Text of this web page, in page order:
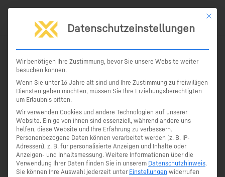
Leica Captivate CS20 Feldrechner
Leica Captivate CS20 Feldrechner
Der Leica CS20 Feldrechner ist zugeschnitten auf die
neue Captivate Feldsoftware. Aufgrund seiner modernen
Schnittstellenvielfalt ist er der ideale Feldrechner für Ihre
Instrumente von Leica Geosystems. Mit dem großen 5″
WVGA Display behalten Sie die volle Kontrolle und haben
auch unterwegs Ihr gesamtes Büro bei sich. Der CS20
bietet Ihnen eine intuitive Benutzererfahrung und mehr
Mit
Datenschutzeinstellungen
Wir benötigen Ihre Zustimmung, bevor Sie unsere Website weiter
besuchen können.
Wenn Sie unter 16 Jahre alt sind und Ihre Zustimmung zu freiwilligen
Diensten geben möchten, müssen Sie Ihre Erziehungsberechtigten
um Erlaubnis bitten.
Wir verwenden Cookies und andere Technologien auf unserer
Website. Einige von ihnen sind essenziell, während andere uns
helfen, diese Website und Ihre Erfahrung zu verbessern.
Personenbezogene Daten können verarbeitet werden (z. B. IP-
Adressen), z. B. für personalisierte Anzeigen und Inhalte oder
Anzeigen- und Inhaltsmessung. Weitere Informationen über die
Verwendung Ihrer Daten finden Sie in unserem Datenschutzhinweis.
Sie können Ihre Auswahl jederzeit unter Einstellungen widerrufen